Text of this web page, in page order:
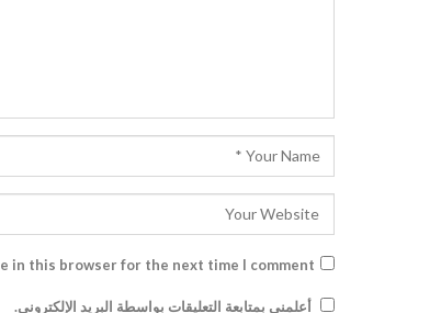
in this browser for the next time I comment.
أعلمني بمتابعة التعليقات بواسطة البريد الإلكتروني.